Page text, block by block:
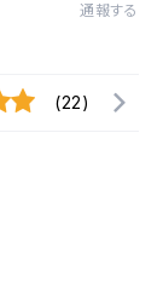
通報する
(22)